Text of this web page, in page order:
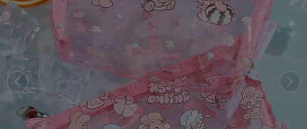
ームウェア (535)
(121)
W X Y Z
その
他
ACYM
アシーム
adidas
アディダス